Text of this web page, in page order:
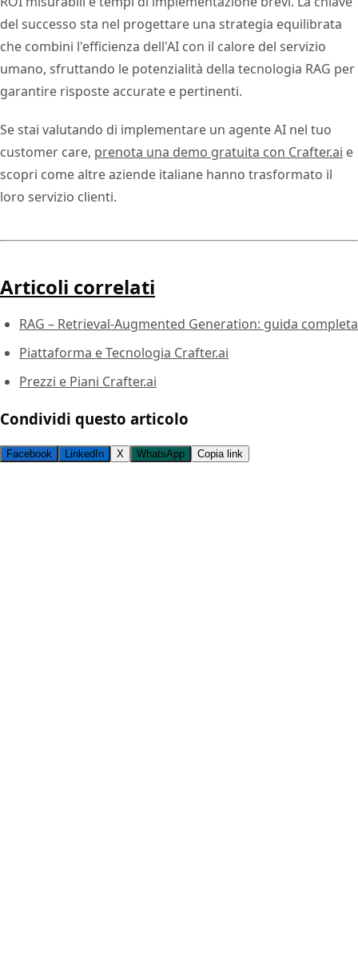
del successo sta nel progettare una strategia equilibrata
che combini l'efficienza dell'AI con il calore del servizio
umano, sfruttando le potenzialità della tecnologia RAG per
garantire risposte accurate e pertinenti.
Se stai valutando di implementare un agente AI nel tuo
customer care, prenota una demo gratuita con Crafter.ai e
scopri come altre aziende italiane hanno trasformato il
loro servizio clienti.
Articoli correlati
RAG – Retrieval-Augmented Generation: guida completa
Piattaforma e Tecnologia Crafter.ai
Prezzi e Piani Crafter.ai
Condividi questo articolo
Facebook LinkedIn X WhatsApp Copia link